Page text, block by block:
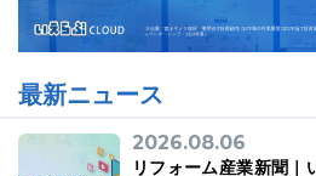
最新ニュース
2026.08.06
リフォーム産業新聞｜